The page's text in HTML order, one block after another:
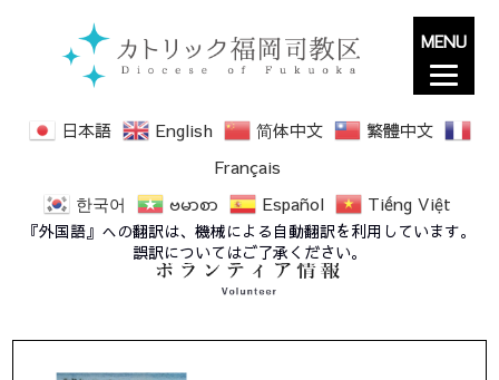
日本語 English 简体中文
繁體中文
Français
한국어
ဗမာစာ Español Tiếng Việt
『外国語』への翻訳は、機械による自動翻訳を利用しています。
誤訳についてはご了承ください。
MENU